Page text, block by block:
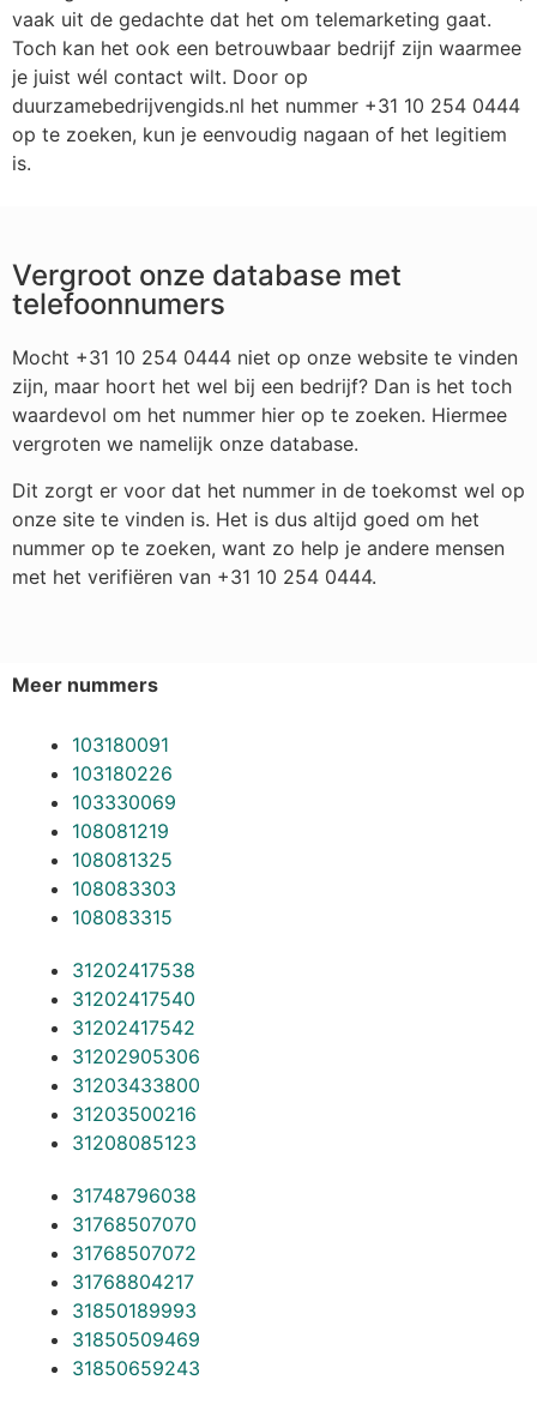
vaak uit de gedachte dat het om telemarketing gaat.
Toch kan het ook een betrouwbaar bedrijf zijn waarmee
je juist wél contact wilt. Door op
duurzamebedrijvengids.nl het nummer +31 10 254 0444
op te zoeken, kun je eenvoudig nagaan of het legitiem
is.
Vergroot onze database met
telefoonnumers
Mocht +31 10 254 0444 niet op onze website te vinden
zijn, maar hoort het wel bij een bedrijf? Dan is het toch
waardevol om het nummer hier op te zoeken. Hiermee
vergroten we namelijk onze database.
Dit zorgt er voor dat het nummer in de toekomst wel op
onze site te vinden is. Het is dus altijd goed om het
nummer op te zoeken, want zo help je andere mensen
met het verifiëren van +31 10 254 0444.
Meer nummers
103180091
103180226
103330069
108081219
108081325
108083303
108083315
31202417538
31202417540
31202417542
31202905306
31203433800
31203500216
31208085123
31748796038
31768507070
31768507072
31768804217
31850189993
31850509469
31850659243